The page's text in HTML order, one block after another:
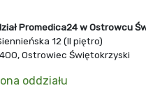
Promedica24 w Ostrowcu
12 (II piętro)
Ostrowiec Świętokrzyski
oddziału